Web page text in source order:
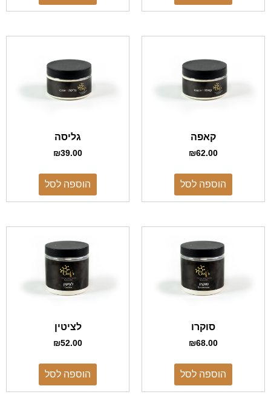
קאפה
₪62.00
הוספה לסל
גליסה
₪39.00
הוספה לסל
סוקרו
₪68.00
הוספה לסל
לציטין
₪52.00
הוספה לסל